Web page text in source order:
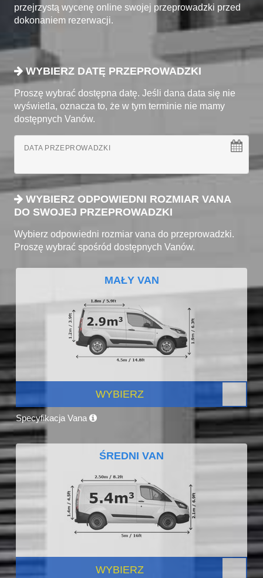
przejrzystą wycenę online swojej przeprowadzki przed
dokonaniem rezerwacji.
WYBIERZ DATĘ PRZEPROWADZKI
Proszę wybrać dostępna datę. Jeśli dana data się nie
wyświetla, oznacza to, że w tym terminie nie mamy
dostępnych Vanów.
DATA PRZEPROWADZKI
WYBIERZ ODPOWIEDNI ROZMIAR VANA
DO SWOJEJ PRZEPROWADZKI
Wybierz odpowiedni rozmiar vana do przeprowadzki.
Proszę wybrać spośród dostępnych Vanów.
MAŁY VAN
WYBIERZ
Specyfikacja Vana
ŚREDNI VAN
WYBIERZ